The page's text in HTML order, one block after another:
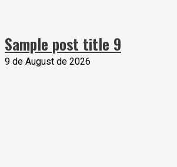
Sample post title 9
9 de August de 2026